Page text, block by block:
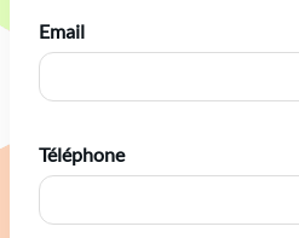
Email
Téléphone